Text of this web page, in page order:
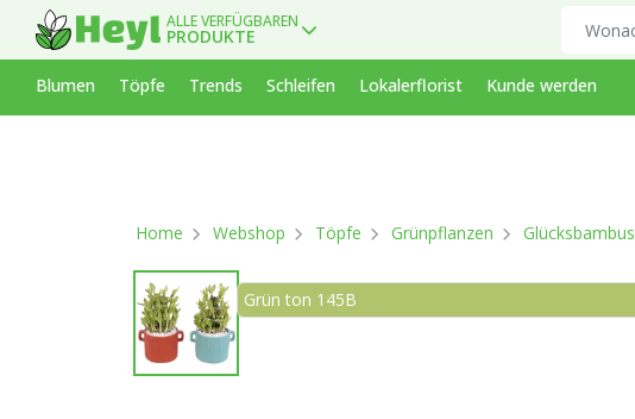
ALLE VERFÜGBAREN
PRODUKTE
Blumen Töpfe Trends Schleifen Lokalerflorist Kunde werden
Home Webshop Töpfe Grünpflanzen Glücksbambus
Grün ton 145B